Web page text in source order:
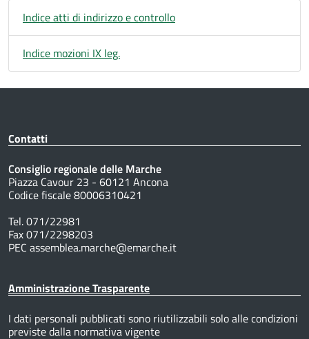
Indice atti di indirizzo e controllo
Indice mozioni IX leg.
Contatti
Consiglio regionale delle Marche
Piazza Cavour 23 - 60121 Ancona
Codice fiscale 80006310421
Tel. 071/22981
Fax 071/2298203
PEC assemblea.marche@emarche.it
Amministrazione Trasparente
I dati personali pubblicati sono riutilizzabili solo alle condizioni
previste dalla normativa vigente